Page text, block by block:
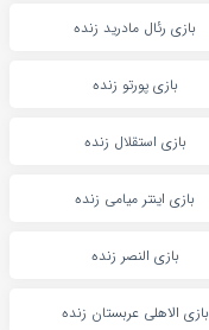
بازی رئال مادرید زنده
بازی پورتو زنده
بازی استقلال زنده
بازی اینتر میامی زنده
بازی النصر زنده
بازی الاهلی عربستان زنده